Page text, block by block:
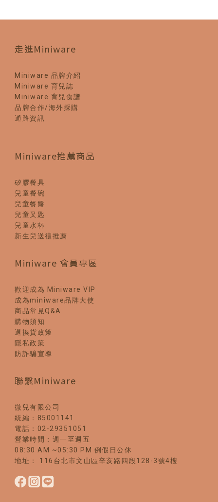
走進Miniware
Miniware 品牌介紹
Miniware 育兒誌
Miniware 育兒食譜
品牌合作/海外採購
通路資訊
Miniware推薦商品
矽膠餐具
兒童餐碗
兒童餐盤
兒童叉匙
兒童水杯
新生兒送禮推薦
Miniware 會員專區
歡迎成為 Miniware VIP
成為miniware品牌大使
商品常見Q&A
購物須知
退換貨政策
隱私政策
防詐騙宣導
聯繫Miniware
微兒有限公司
統編：85001141
電話：02-29351051
營業時間：週一至週五
08:30 AM ~05:30 PM 例假日公休
地址： 116台北市文山區辛亥路四段128-3號4樓